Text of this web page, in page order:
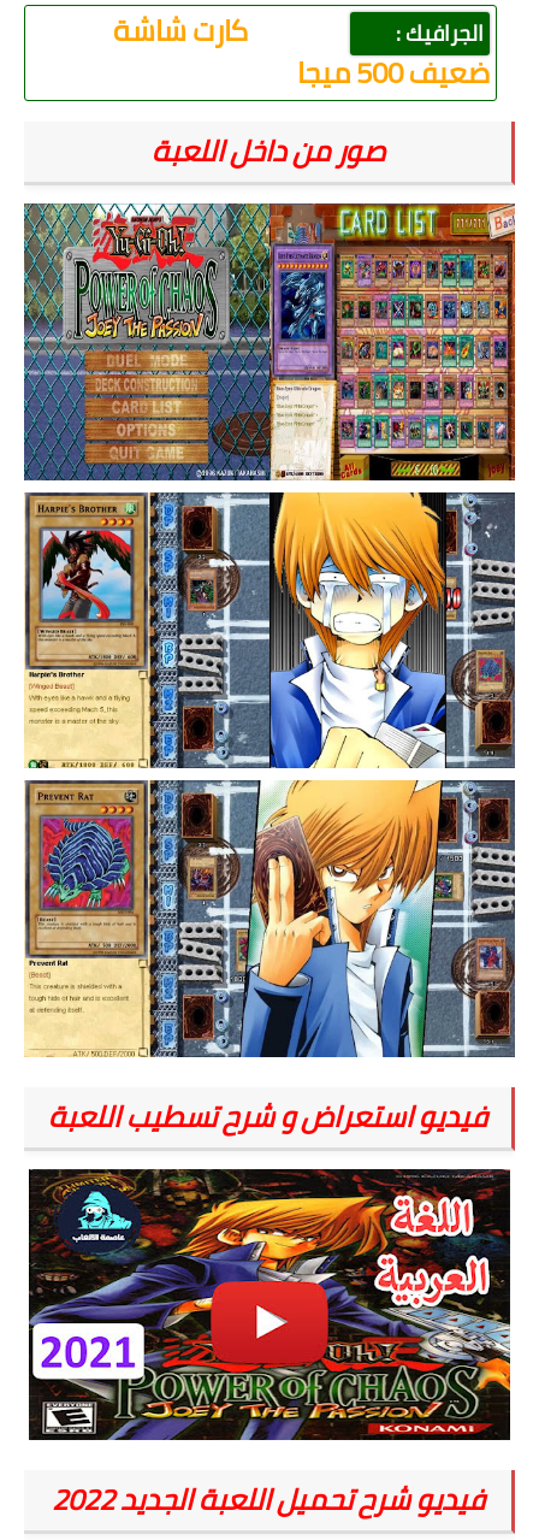
الجرافيك : كارت شاشة
ضعيف 500 ميجا
صور من داخل اللعبة
فيديو استعراض و شرح تسطيب اللعبة
فيديو شرح تحميل اللعبة الجديد 2022